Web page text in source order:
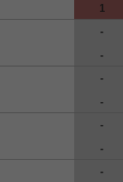
1
-
-
-
-
-
-
-